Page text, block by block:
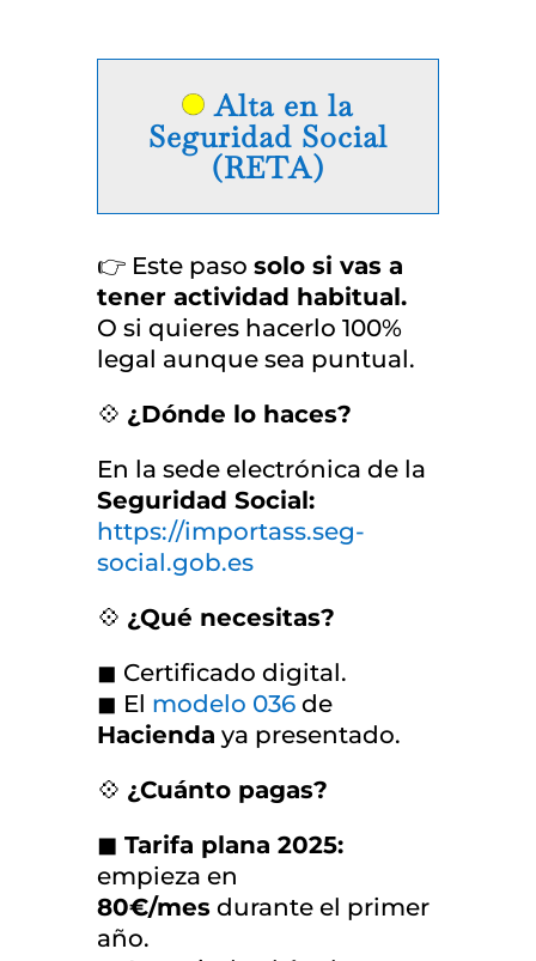
Alta en la
Seguridad Social
(RETA)
👉 Este paso solo si vas a
tener actividad habitual.
O si quieres hacerlo 100%
legal aunque sea puntual.
💠 ¿Dónde lo haces?
En la sede electrónica de la
Seguridad Social:
https://importass.seg-
social.gob.es
💠 ¿Qué necesitas?
◼ Certificado digital.
◼ El modelo 036de
Hacienda ya presentado.
💠 ¿Cuánto pagas?
◼ Tarifa plana 2025:
empieza en
80€/mesdurante el primer
año.